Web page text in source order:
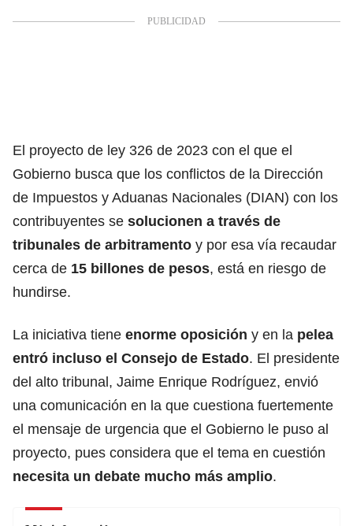
El proyecto de ley 326 de 2023 con el que el
Gobierno busca que los conflictos de la Dirección
de Impuestos y Aduanas Nacionales (DIAN) con los
contribuyentes se solucionen a través de
tribunales de arbitramento y por esa vía recaudar
cerca de 15 billones de pesos, está en riesgo de
hundirse.
La iniciativa tiene enorme oposición y en la pelea
entró incluso el Consejo de Estado. El presidente
del alto tribunal, Jaime Enrique Rodríguez, envió
una comunicación en la que cuestiona fuertemente
el mensaje de urgencia que el Gobierno le puso al
proyecto, pues considera que el tema en cuestión
necesita un debate mucho más amplio.